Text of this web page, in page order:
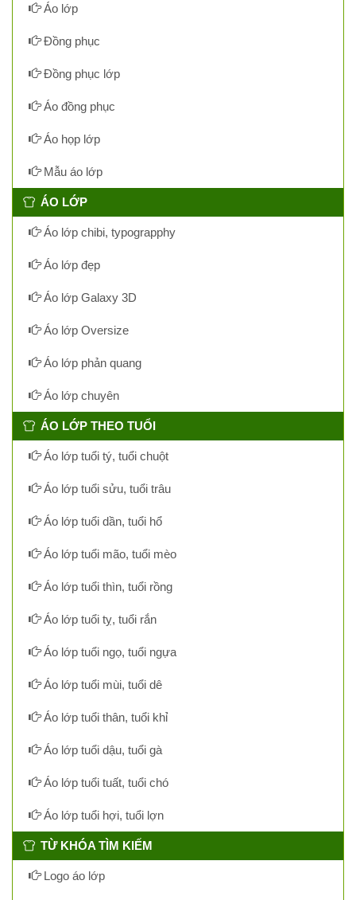
Áo lớp
Đồng phục
Đồng phục lớp
Áo đồng phục
Áo họp lớp
Mẫu áo lớp
ÁO LỚP
Áo lớp chibi, typograpphy
Áo lớp đẹp
Áo lớp Galaxy 3D
Áo lớp Oversize
Áo lớp phản quang
Áo lớp chuyên
ÁO LỚP THEO TUỔI
Áo lớp tuổi tý, tuổi chuột
Áo lớp tuổi sửu, tuổi trâu
Áo lớp tuổi dần, tuổi hổ
Áo lớp tuổi mão, tuổi mèo
Áo lớp tuổi thìn, tuổi rồng
Áo lớp tuổi tỵ, tuổi rắn
Áo lớp tuổi ngọ, tuổi ngựa
Áo lớp tuổi mùi, tuổi dê
Áo lớp tuổi thân, tuổi khỉ
Áo lớp tuổi dậu, tuổi gà
Áo lớp tuổi tuất, tuổi chó
Áo lớp tuổi hợi, tuổi lợn
TỪ KHÓA TÌM KIẾM
Logo áo lớp